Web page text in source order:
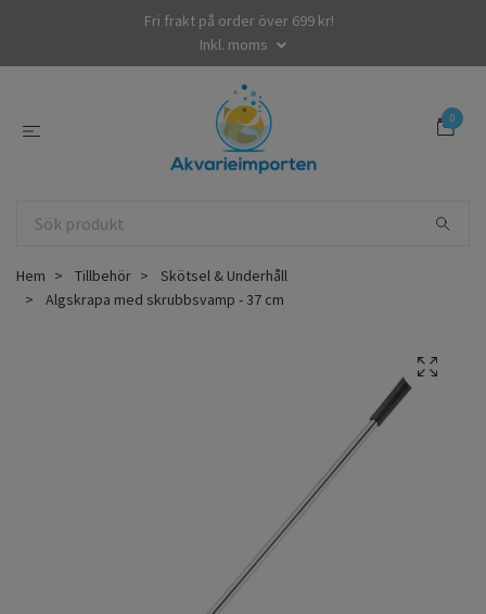
Fri frakt på order över 699 kr!
Inkl. moms
0
Hem Tillbehör
Skötsel & Underhåll
Algskrapa med skrubbsvamp - 37 cm